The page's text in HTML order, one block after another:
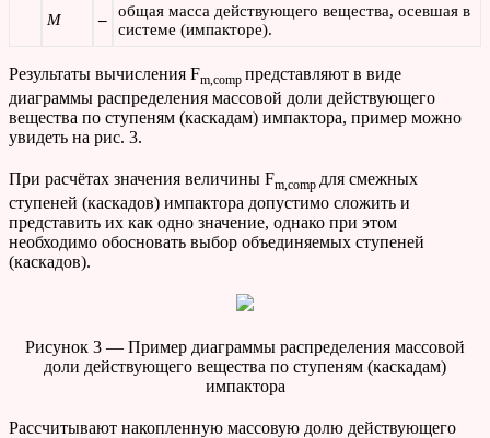
М –
общая масса действующего вещества, осевшая в
системе (импакторе).
Результаты вычисления Fm,comp представляют в виде
диаграммы распределения массовой доли действующего
вещества по ступеням (каскадам) импактора, пример можно
увидеть на рис. 3.
При расчётах значения величины Fm,comp для смежных
ступеней (каскадов) импактора допустимо сложить и
представить их как одно значение, однако при этом
необходимо обосновать выбор объединяемых ступеней
(каскадов).
Рисунок 3 — Пример диаграммы распределения массовой
доли действующего вещества по ступеням (каскадам)
импактора
Рассчитывают накопленную массовую долю действующего